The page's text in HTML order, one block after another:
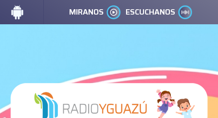
MIRANOS ESCUCHANOS